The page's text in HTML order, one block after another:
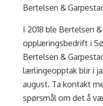
Bertelsen &
I 2018 ble Bertelsen
opplæringsbedrift i
Bertelsen &
lærlingeopptak blir i
august. Ta kontakt
spørsmål om det å